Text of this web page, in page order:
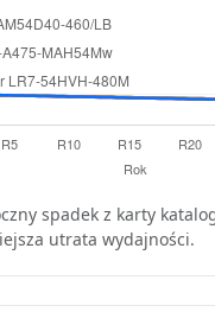
spadek z karty
utrata wydajności.